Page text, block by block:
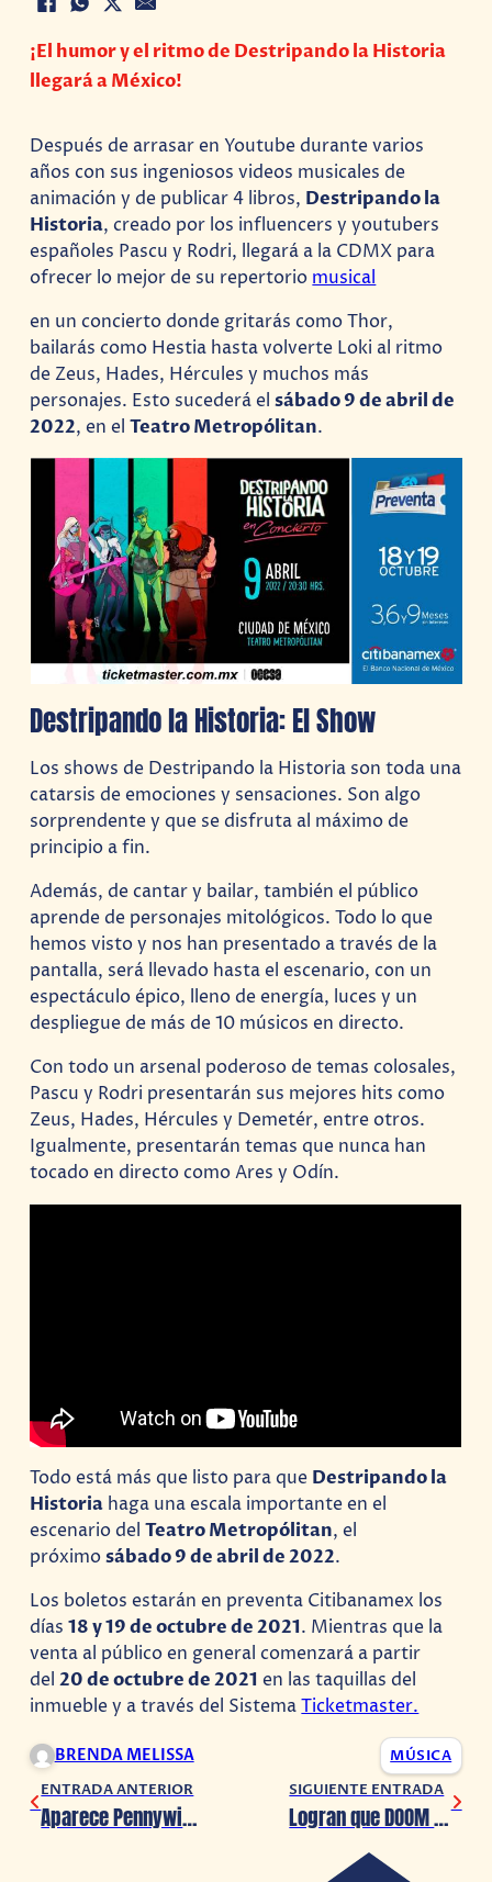
¡El humor y el ritmo de Destripando la Historia
llegará a México!
Después de arrasar en Youtube durante varios
años con sus ingeniosos videos musicales de
animación y de publicar 4 libros, Destripando la
Historia, creado por los influencers y youtubers
españoles Pascu y Rodri, llegará a la CDMX para
ofrecer lo mejor de su repertorio musical
en un concierto donde gritarás como Thor,
bailarás como Hestia hasta volverte Loki al ritmo
de Zeus, Hades, Hércules y muchos más
personajes. Esto sucederá elsábado 9 de abril de
2022, en elTeatro Metropólitan.
Destripando la Historia: El Show
Los shows de Destripando la Historia son toda una
catarsis de emociones y sensaciones. Son algo
sorprendente y que se disfruta al máximo de
principio a fin.
Además, de cantar y bailar, también el público
aprende de personajes mitológicos. Todo lo que
hemos visto y nos han presentado a través de la
pantalla, será llevado hasta el escenario, con un
espectáculo épico, lleno de energía, luces y un
despliegue de más de 10 músicos en directo.
Con todo un arsenal poderoso de temas colosales,
Pascu y Rodri presentarán sus mejores hits como
Zeus, Hades, Hércules y Demetér, entre otros.
Igualmente, presentarán temas que nunca han
tocado en directo como Ares y Odín.
Todo está más que listo para que Destripando la
Historia haga una escala importante en el
escenario delTeatro Metropólitan, el
próximosábado 9 de abril de 2022.
Los boletos estarán en preventa Citibanamex los
días18 y 19 de octubre de 2021. Mientras que la
venta al público en general comenzará a partir
del20 de octubre de 2021 en las taquillas del
inmueble y a través del SistemaTicketmaster.
BRENDA MELISSA
MÚSICA
ENTRADA ANTERIOR
Aparece Pennywise en alcantarilla de Nuevo León
SIGUIENTE ENTRADA
Logran que DOOM se juegue en Twitter